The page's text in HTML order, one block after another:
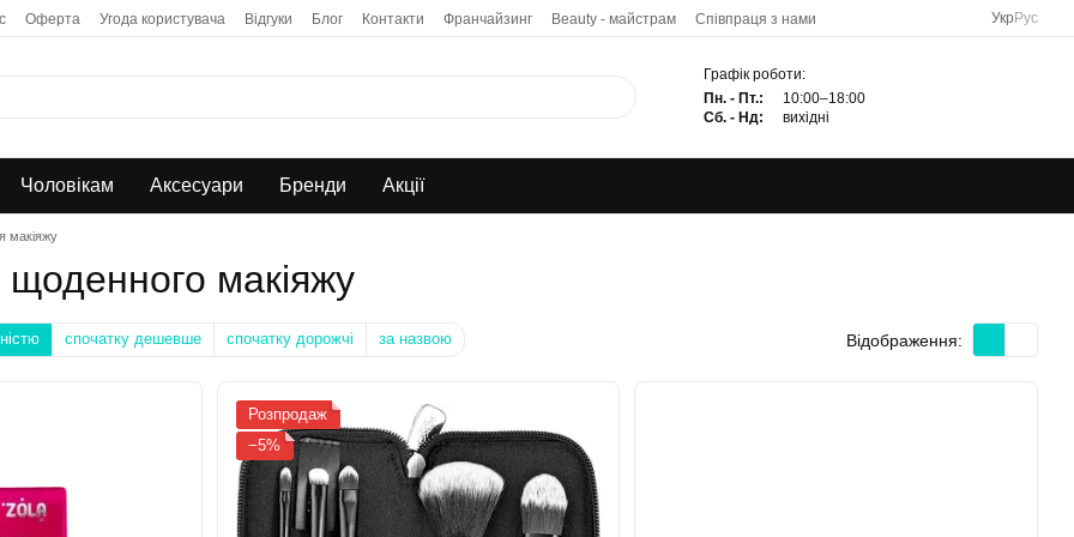
Оферта Угода користувача Відгуки Блог Контакти Франчайзинг Beauty - майстрам
Співпраця з нами
Укр Рус
Графік роботи:
Пн. - Пт.:
10:00–18:00
Сб. - Нд:
вихідні
Чоловікам Аксесуари Бренди Акції
макіяжу
макіяжу
спочатку дешевше спочатку дорожчі за назвою Відображення:
Розпродаж
−5%